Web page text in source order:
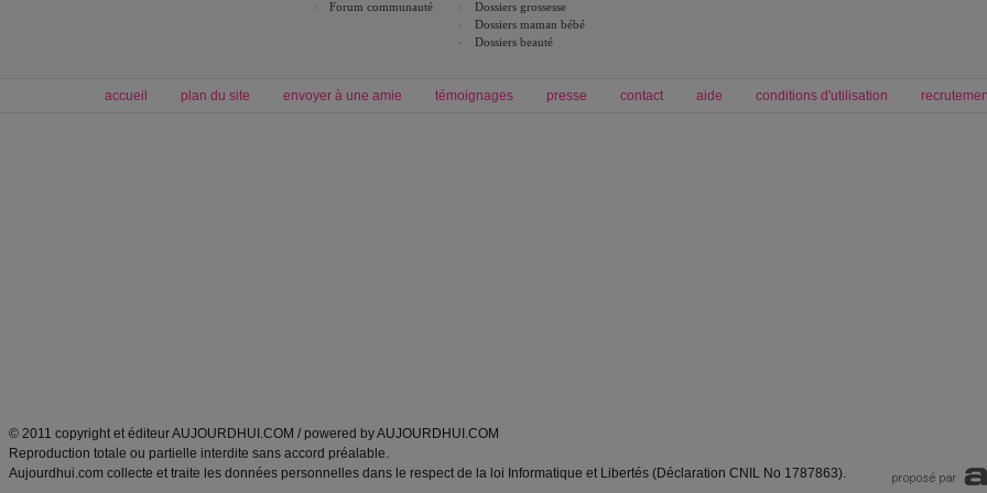
Forum communauté
Dossiers grossesse
Dossiers maman bébé
Dossiers beauté
accueil plan du site envoyer à une amie témoignages presse contact aide conditions d'utilisation
© 2011 copyright et éditeur AUJOURDHUI.COM / powered by AUJOURDHUI.COM
Reproduction totale ou partielle interdite sans accord préalable.
Aujourdhui.com collecte et traite les données personnelles dans le respect de la loi Informatique et Libertés (Déclaration CNIL No 1787863).